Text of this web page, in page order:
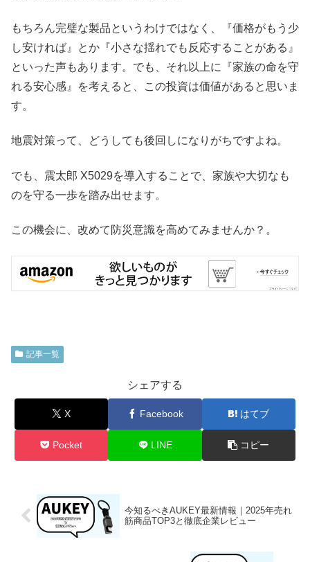
もちろん完璧な製品というわけではなく、『価格がもう少
し安ければ』とか『小さな揺れでも反応することがある』
といった声もあります。でも、それ以上に『家族の命を守
れる安心感』を考えると、この投資は価値があると思いま
す。
地震対策って、どうしても後回しになりがちですよね。
でも、震太郎 X5029を導入することで、家族や大切なも
のを守る一歩を踏み出せます。
この機会に、改めて防災意識を高めてみませんか？。
記事一覧
シェアする
X Facebook はてブ
Pocket LINE コピー
今知るべきAUKEY最新情報｜2025年売れ
筋商品TOP3と徹底企業レビュー